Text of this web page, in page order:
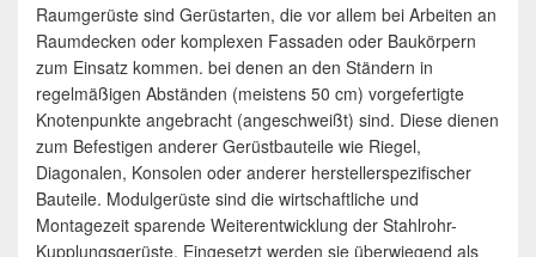
Raumgerüste sind Gerüstarten, die vor allem bei Arbeiten an
Raumdecken oder komplexen Fassaden oder Baukörpern
zum Einsatz kommen. bei denen an den Ständern in
regelmäßigen Abständen (meistens 50 cm) vorgefertigte
Knotenpunkte angebracht (angeschweißt) sind. Diese dienen
zum Befestigen anderer Gerüstbauteile wie Riegel,
Diagonalen, Konsolen oder anderer herstellerspezifischer
Bauteile. Modulgerüste sind die wirtschaftliche und
Montagezeit sparende Weiterentwicklung der Stahlrohr-
Kupplungsgerüste. Eingesetzt werden sie überwiegend als